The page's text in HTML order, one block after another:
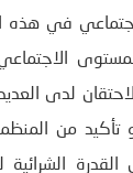
في هذه
المستوى
لدى
تأكيد من
القدرة